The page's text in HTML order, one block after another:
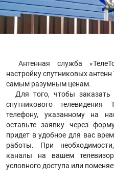
Антенная служба
настройку спутниковых
самым разумным ценам.
Для того, чтобы заказать
спутникового
телефону, указанному на
оставьте заявку через
придет в удобное для вас
работы. При
каналы на вашем
условного доступа или